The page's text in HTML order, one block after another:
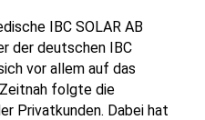
IBC SOLAR AB
der deutschen IBC
vor allem auf das
folgte die
Privatkunden. Dabei hat